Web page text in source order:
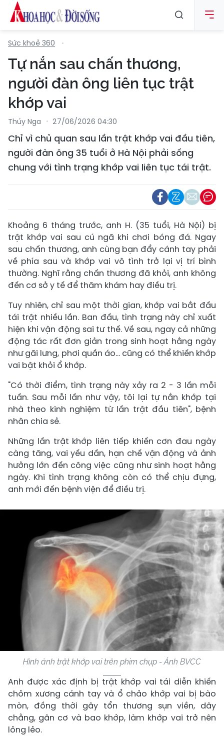
Sức khoẻ 360
Tự nắn sau chấn thương,
người đàn ông liên tục trật
khớp vai
Thúy Nga 27/06/2026 04:30
Chỉ vì chủ quan sau lần trật khớp vai đầu tiên,
người đàn ông 35 tuổi ở Hà Nội phải sống
chung với tình trạng khớp vai liên tục tái trật.
Khoảng 6 tháng trước, anh H. (35 tuổi, Hà Nội) bị
trật khớp vai sau cú ngã khi chơi bóng đá. Ngay
sau chấn thương, anh cùng bạn đẩy cánh tay phải
về phía sau và khớp vai vô tình trở lại vị trí bình
thường. Nghĩ rằng chấn thương đã khỏi, anh không
đến cơ sở y tế để thăm khám hay điều trị.
Tuy nhiên, chỉ sau một thời gian, khớp vai bắt đầu
tái trật nhiều lần. Ban đầu, tình trạng này chỉ xuất
hiện khi vận động sai tư thế. Về sau, ngay cả những
động tác rất đơn giản trong sinh hoạt hằng ngày
như gãi lưng, phơi quần áo... cũng có thể khiến khớp
vai bật khỏi ổ khớp.
"Có thời điểm, tình trạng này xảy ra 2 - 3 lần mỗi
tuần. Sau mỗi lần như vậy, tôi lại tự nắn khớp tại
nhà theo kinh nghiệm từ lần trật đầu tiên", bệnh
nhân chia sẻ.
Những lần trật khớp liên tiếp khiến cơn đau ngày
càng tăng, vai yếu dần, hạn chế vận động và ảnh
hưởng lớn đến công việc cũng như sinh hoạt hằng
ngày. Khi tình trạng không còn có thể chịu đựng,
anh mới đến bệnh viện để điều trị.
Hình ảnh trật khớp vai trên phim chụp - Ảnh BVCC
Anh được xác định bị trật khớp vai tái diễn khiến
chỏm xương cánh tay và ổ chảo khớp vai bị bào
mòn, đồng thời gây tổn thương sụn viền, dây
chằng, gân cơ và bao khớp, làm khớp vai trở nên
lỏng lẻo.